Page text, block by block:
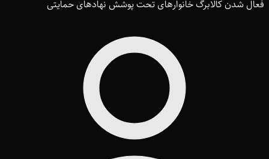
فعال شدن کالابرگ خانوارهای تحت پوشش نهادهای حمایتی